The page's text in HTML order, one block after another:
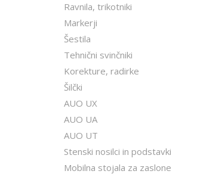
Ravnila, trikotniki
Markerji
Šestila
Tehnični svinčniki
Korekture, radirke
Šilčki
AUO UX
AUO UA
AUO UT
Stenski nosilci in podstavki
Mobilna stojala za zaslone